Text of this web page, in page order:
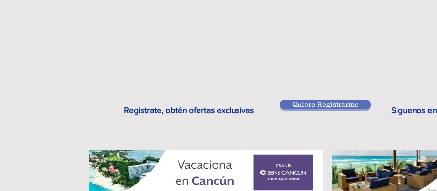
Registrate, obtén ofertas exclusivas
Quiero Registrarme
Siguenos